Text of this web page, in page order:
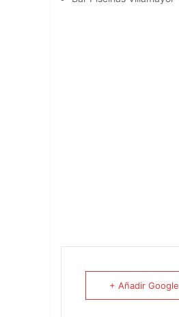
+ Añadir